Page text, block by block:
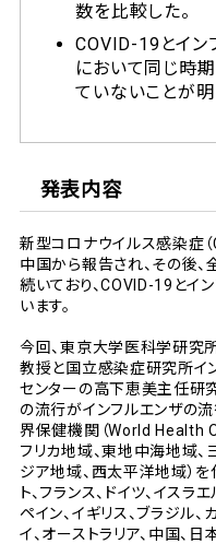
数を比較した。
COVID-19とイン
において同じ時
ていないことが明
発表内容
新型コロナウイルス感染症
中国から報告され、その後
続いており、COVID-19とイ
います。
今回、東京大学医科学研究
教授と国立感染症研究所イ
センターの高下恵美主任研
の流行がインフルエンザの
界保健機関（World Health
フリカ地域、東地中海地域、
ジア地域、西太平洋地域）を
ト、フランス、ドイツ、イスラ
ペイン、イギリス、ブラジル、
イ、オーストラリア、中国、日